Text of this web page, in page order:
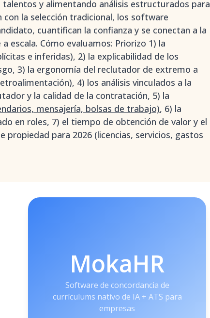
talentos y alimentando análisis estructurados para
con la selección tradicional, los software
cuantifican la confianza y se conectan a la
escala. Cómo evaluamos: Priorizo 1) la
e inferidas), 2) la explicabilidad de los
3) la ergonomía del reclutador de extremo a
4) los análisis vinculados a la
y la calidad de la contratación, 5) la
mensajería, bolsas de trabajo), 6) la
en roles, 7) el tiempo de obtención de valor y el
para 2026 (licencias, servicios, gastos
MokaHR
Software de concordancia de
currículums nativo de IA + ATS para
empresas